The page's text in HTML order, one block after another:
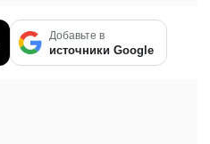
Добавьте в
источники Google